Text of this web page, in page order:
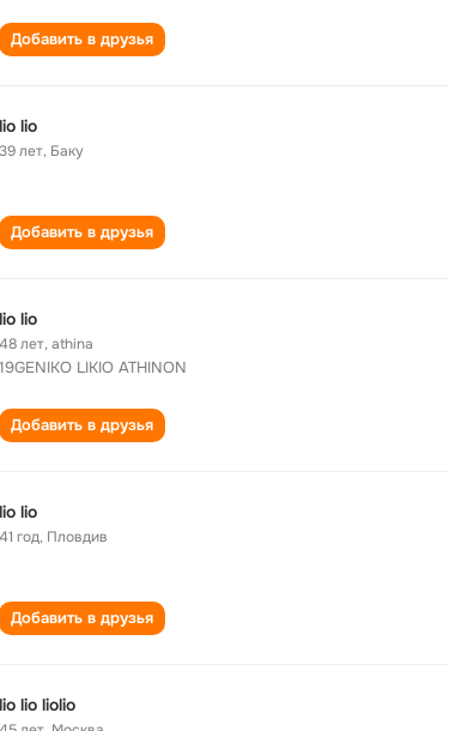
Добавить в друзья
lio lio
39 лет, Баку
Добавить в друзья
lio lio
48 лет,athina
19GENIKO LIKIO ATHINON
Добавить в друзья
lio lio
41 год, Пловдив
Добавить в друзья
lio lio liolio